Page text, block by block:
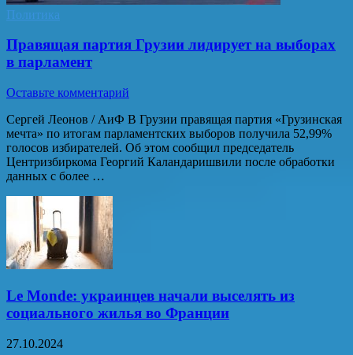
Политика
Правящая партия Грузии лидирует на выборах
в парламент
Оставьте комментарий
Сергей Леонов / АиФ В Грузии правящая партия «Грузинская
мечта» по итогам парламентских выборов получила 52,99%
голосов избирателей. Об этом сообщил председатель
Центризбиркома Георгий Каландаришвили после обработки
данных с более …
Le Monde: украинцев начали выселять из
социального жилья во Франции
27.10.2024